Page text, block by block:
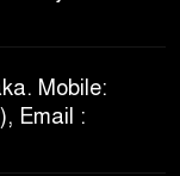
Mobile:
Email :